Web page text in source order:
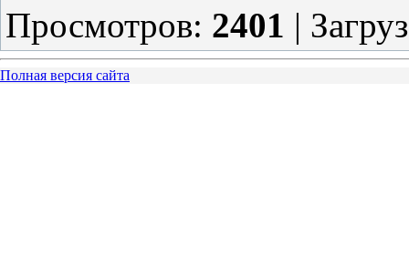
Просмотров: 2401 |
Полная версия сайта